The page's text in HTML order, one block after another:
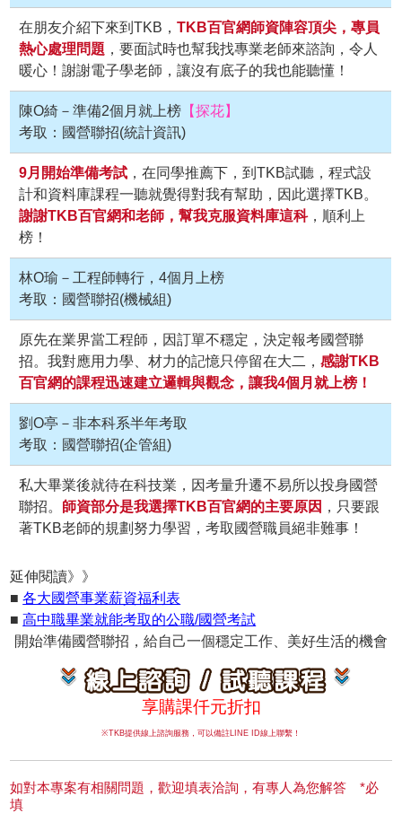
在朋友介紹下來到TKB，TKB百官網師資陣容頂尖，專員
熱心處理問題 ，要面試時也幫我找專業老師來諮詢，令人
暖心！謝謝電子學老師，讓沒有底子的我也能聽懂！
陳O綺－準備2個月就上榜 【探花】
考取：國營聯招(統計資訊)
9月開始準備考試 ，在同學推薦下，到TKB試聽，程式設
計和資料庫課程一聽就覺得對我有幫助，因此選擇TKB。
謝謝TKB百官網和老師，幫我克服資料庫這科，順利上
榜！
林O瑜－工程師轉行，4個月上榜
考取：國營聯招(機械組)
原先在業界當工程師，因訂單不穩定，決定報考國營聯
招。我對應用力學、材力的記憶只停留在大二，感謝TKB
百官網的課程迅速建立邏輯與觀念，讓我4個月就上榜！
劉O亭－非本科系半年考取
考取：國營聯招(企管組)
私大畢業後就待在科技業，因考量升遷不易所以投身國營
聯招。 師資部分是我選擇TKB百官網的主要原因 ，只要跟
著TKB老師的規劃努力學習，考取國營職員絕非難事！
延伸閱讀》》
■各大國營事業薪資福利表
■高中職畢業就能考取的公職/國營考試
開始準備國營聯招，給自己一個穩定工作、美好生活的機會
享購課仟元折扣
※TKB提供線上諮詢服務，可以備註LINE ID線上聯繫！
如對本專案有相關問題，歡迎填表洽詢，有專人為您解答 *必
填